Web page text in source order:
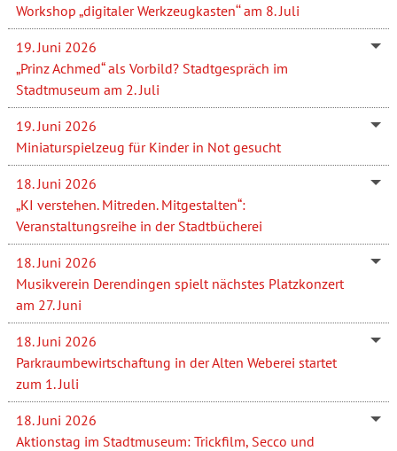
Workshop „digitaler Werkzeugkasten‘‘ am 8. Juli
19. Juni 2026
„Prinz Achmed“ als Vorbild? Stadtgespräch im
Stadtmuseum am 2. Juli
19. Juni 2026
Miniaturspielzeug für Kinder in Not gesucht
18. Juni 2026
„KI verstehen. Mitreden. Mitgestalten“:
Veranstaltungsreihe in der Stadtbücherei
18. Juni 2026
Musikverein Derendingen spielt nächstes Platzkonzert
am 27. Juni
18. Juni 2026
Parkraumbewirtschaftung in der Alten Weberei startet
zum 1. Juli
18. Juni 2026
Aktionstag im Stadtmuseum: Trickfilm, Secco und